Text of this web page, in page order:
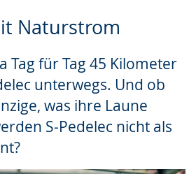
Naturstrom
Tag für Tag 45 Kilometer
unterwegs. Und ob
was ihre Laune
S-Pedelec nicht als